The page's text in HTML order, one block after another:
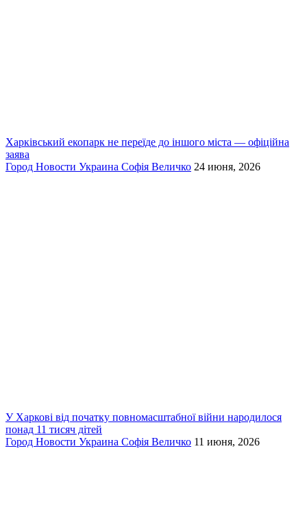
Харківський екопарк не переїде до іншого міста — офіційна
заява
Город Новости Украина Софія Величко 24 июня, 2026
У Харкові від початку повномасштабної війни народилося
понад 11 тисяч дітей
Город Новости Украина Софія Величко 11 июня, 2026